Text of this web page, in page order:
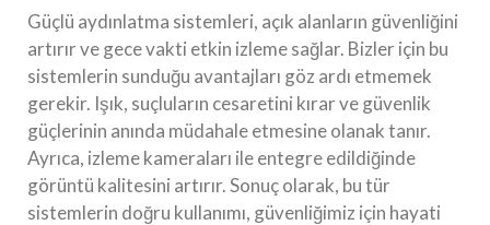
Güçlü aydınlatma sistemleri, açık alanların güvenliğini
artırır ve gece vakti etkin izleme sağlar. Bizler için bu
sistemlerin sunduğu avantajları göz ardı etmemek
gerekir. Işık, suçluların cesaretini kırar ve güvenlik
güçlerinin anında müdahale etmesine olanak tanır.
Ayrıca, izleme kameraları ile entegre edildiğinde
görüntü kalitesini artırır. Sonuç olarak, bu tür
sistemlerin doğru kullanımı, güvenliğimiz için hayati